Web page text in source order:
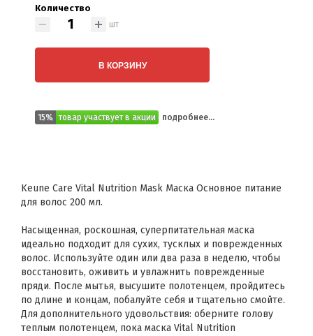
Количество
шт
В КОРЗИНУ
15% товар участвует в акции подробнее...
Keune Care Vital Nutrition Mask Маска Основное питание
для волос 200 мл.
Насыщенная, роскошная, суперпитательная маска
идеально подходит для сухих, тусклых и поврежденных
волос. Используйте один или два раза в неделю, чтобы
восстановить, оживить и увлажнить поврежденные
пряди. После мытья, высушите полотенцем, пройдитесь
по длине и концам, побалуйте себя и тщательно смойте.
Для дополнительного удовольствия: оберните голову
теплым полотенцем, пока маска Vital Nutrition